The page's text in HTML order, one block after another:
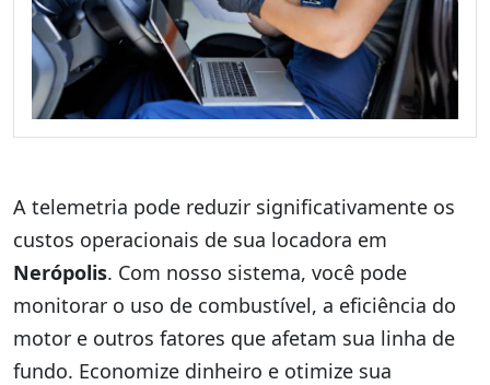
A telemetria pode reduzir significativamente os
custos operacionais de sua locadora em
Nerópolis. Com nosso sistema, você pode
monitorar o uso de combustível, a eficiência do
motor e outros fatores que afetam sua linha de
fundo. Economize dinheiro e otimize sua